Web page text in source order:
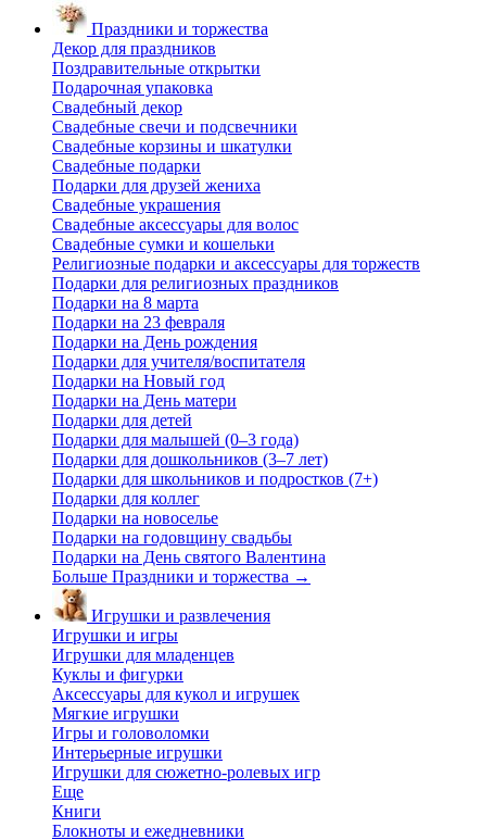
Праздники и торжества
Декор для праздников
Поздравительные открытки
Подарочная упаковка
Свадебный декор
Свадебные свечи и подсвечники
Свадебные корзины и шкатулки
Свадебные подарки
Подарки для друзей жениха
Свадебные украшения
Свадебные аксессуары для волос
Свадебные сумки и кошельки
Религиозные подарки и аксессуары для торжеств
Подарки для религиозных праздников
Подарки на 8 марта
Подарки на 23 февраля
Подарки на День рождения
Подарки для учителя/воспитателя
Подарки на Новый год
Подарки на День матери
Подарки для детей
Подарки для малышей (0–3 года)
Подарки для дошкольников (3–7 лет)
Подарки для школьников и подростков (7+)
Подарки для коллег
Подарки на новоселье
Подарки на годовщину свадьбы
Подарки на День святого Валентина
Больше Праздники и торжества →
Игрушки и развлечения
Игрушки и игры
Игрушки для младенцев
Куклы и фигурки
Аксессуары для кукол и игрушек
Мягкие игрушки
Игры и головоломки
Интерьерные игрушки
Игрушки для сюжетно-ролевых игр
Еще
Книги
Блокноты и ежедневники